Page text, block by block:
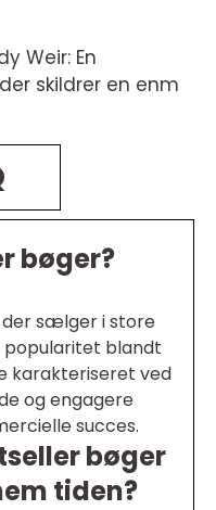
Weir: En
skildrer en enm
bøger?
der sælger i store
blandt
karakteriseret ved
og engagere
succes.
bøger
tiden?